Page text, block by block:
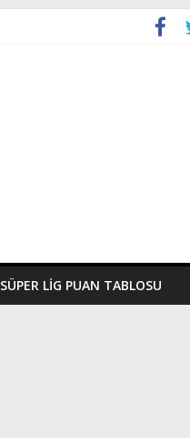
SÜPER LIG PUAN TABLOSU